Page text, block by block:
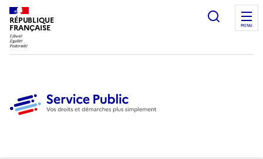
RÉPUBLIQUE
FRANÇAISE
Ouvrir
MENU